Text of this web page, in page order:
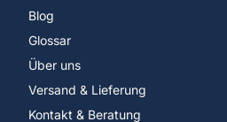
Blog
Glossar
Über uns
Versand & Lieferung
Kontakt & Beratung